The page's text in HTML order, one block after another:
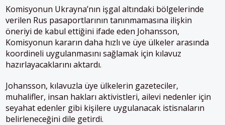
Komisyonun Ukrayna’nın işgal altındaki bölgelerinde
verilen Rus pasaportlarının tanınmamasına ilişkin
öneriyi de kabul ettiğini ifade eden Johansson,
Komisyonun kararın daha hızlı ve üye ülkeler arasında
koordineli uygulanmasını sağlamak için kılavuz
hazırlayacaklarını aktardı.
Johansson, kılavuzla üye ülkelerin gazeteciler,
muhalifler, insan hakları aktivistleri, ailevi nedenler için
seyahat edenler gibi kişilere uygulanacak istisnaların
belirleneceğini dile getirdi.